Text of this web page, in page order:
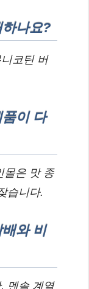
나요?
코틴 버
이 다
몰은 맛 종
습니다.
와 비
멘솔 계열